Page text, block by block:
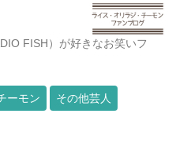
FISH）が好きなお笑いフ
ーモン その他芸人